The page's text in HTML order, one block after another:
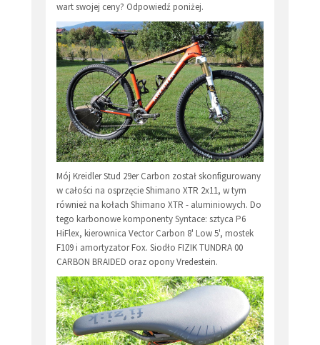
wart swojej ceny? Odpowiedź poniżej.
Mój Kreidler Stud 29er Carbon został skonfigurowany
w całości na osprzęcie Shimano XTR 2x11, w tym
również na kołach Shimano XTR - aluminiowych. Do
tego karbonowe komponenty Syntace: sztyca P6
HiFlex, kierownica Vector Carbon 8' Low 5', mostek
F109 i amortyzator Fox. Siodło FIZIK TUNDRA 00
CARBON BRAIDED oraz opony Vredestein.